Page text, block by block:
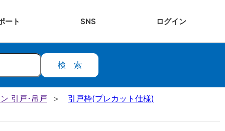
ート SNS ログイン
検索
引戸･吊戸 引戸枠(プレカット仕様)